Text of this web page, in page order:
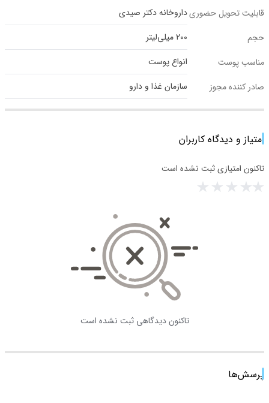
قابلیت تحویل حضوریداروخانه دکتر صیدی
حجم
200 میلی‌لیتر
مناسب پوست
انواع پوست
صادر کننده مجوز
سازمان غذا و دارو
امتیاز و دیدگاه کاربران
تاکنون امتیازی ثبت نشده است
تاکنون دیدگاهی ثبت نشده است
پرسش‌ها